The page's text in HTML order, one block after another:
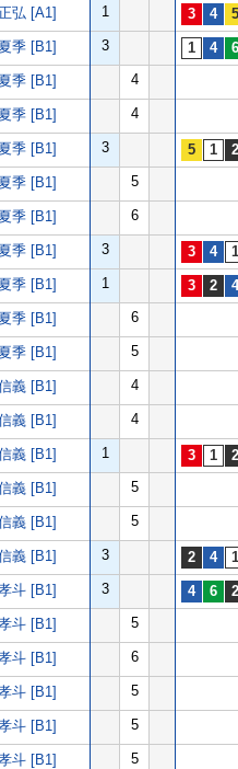
弘 [A1] 1
季 [B1] 3
季 [B1] 4
季 [B1] 4
季 [B1] 3
季 [B1] 5
季 [B1] 6
季 [B1] 3
季 [B1] 1
季 [B1] 6
季 [B1] 5
義 [B1] 4
義 [B1] 4
義 [B1] 1
義 [B1] 5
義 [B1] 5
義 [B1] 3
斗 [B1] 3
斗 [B1] 5
斗 [B1] 6
斗 [B1] 5
斗 [B1] 5
斗 [B1] 5